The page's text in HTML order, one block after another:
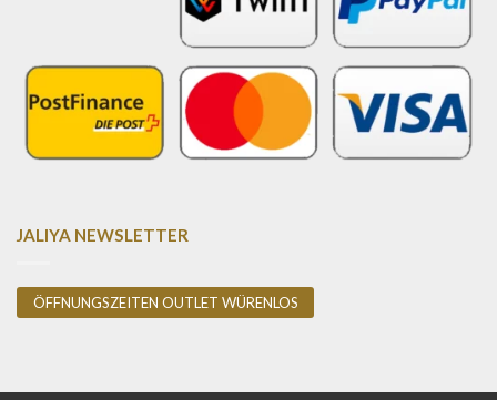
JALIYA NEWSLETTER
ÖFFNUNGSZEITEN OUTLET WÜRENLOS